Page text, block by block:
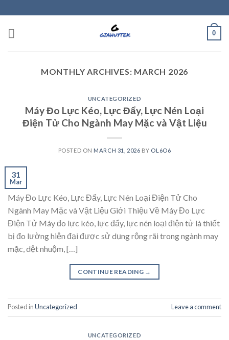
to
content
0
MONTHLY ARCHIVES: MARCH 2026
UNCATEGORIZED
Máy Đo Lực Kéo, Lực Đẩy, Lực Nén Loại
Điện Tử Cho Ngành May Mặc và Vật Liệu
POSTED ON MARCH 31, 2026 BY OL6O6
31
Mar
Máy Đo Lực Kéo, Lực Đẩy, Lực Nén Loại Điện Tử Cho
Ngành May Mặc và Vật Liệu Giới Thiệu Về Máy Đo Lực
Điện Tử Máy đo lực kéo, lực đẩy, lực nén loại điện tử là thiết
bị đo lường hiện đại được sử dụng rộng rãi trong ngành may
mặc, dệt nhuộm, […]
CONTINUE READING →
Posted inUncategorized Leave a comment
UNCATEGORIZED